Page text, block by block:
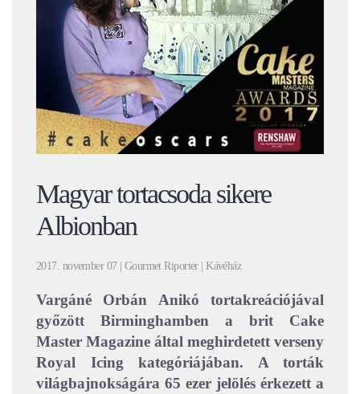
Magyar tortacsoda sikere
Albionban
2017. november 07 | Gourmet Riporter | Kávéház
Vargáné Orbán Anikó tortakreációjával
győzött Birminghamben a brit Cake
Master Magazine által meghirdetett verseny
Royal Icing kategóriájában. A torták
világbajnokságára 65 ezer jelölés érkezett a